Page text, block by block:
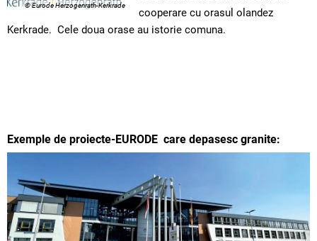
© Eurode Herzogenrath-Kerkrade
cooperare cu orasul olandez
Kerkrade. Cele doua orase au istorie comuna.
Exemple de proiecte-EURODE care depasesc granite: